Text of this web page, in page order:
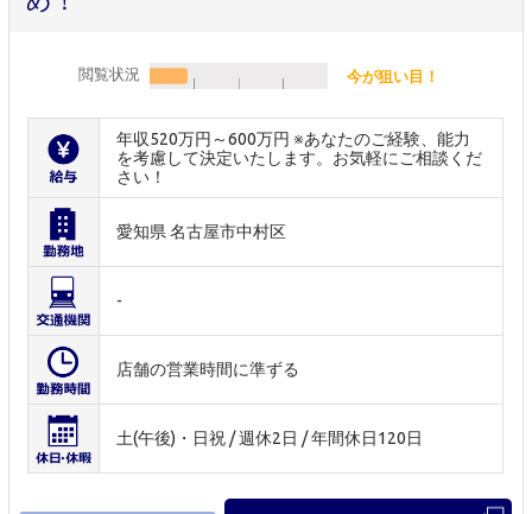
閲覧状況 今が狙い目！
年収520万円～600万円 ※あなたのご経験、能力
を考慮して決定いたします。お気軽にご相談くだ
さい！
愛知県 名古屋市中村区
-
店舗の営業時間に準ずる
土(午後)・日祝 / 週休2日 / 年間休日120日